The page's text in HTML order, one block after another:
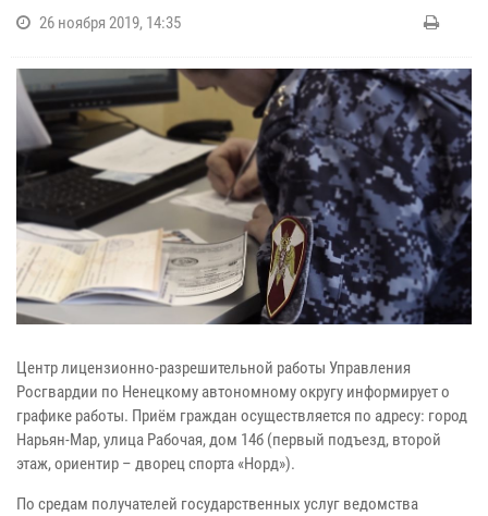
26 ноября 2019, 14:35
Центр лицензионно-разрешительной работы Управления
Росгвардии по Ненецкому автономному округу информирует о
графике работы. Приём граждан осуществляется по адресу: город
Нарьян-Мар, улица Рабочая, дом 14б (первый подъезд, второй
этаж, ориентир – дворец спорта «Норд»).
По средам получателей государственных услуг ведомства